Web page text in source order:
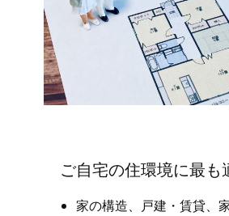
ご自宅の住環境に最も
家の構造、戸建・賃貸、